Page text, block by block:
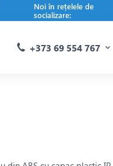
Noi în rețelele de
socializare:
+373 69 554 767